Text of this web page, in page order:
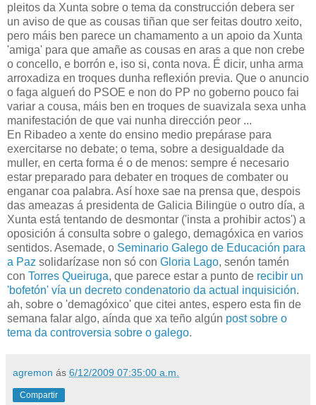
pleitos da Xunta sobre o tema da construcción debera ser
un aviso de que as cousas tiñan que ser feitas doutro xeito,
pero máis ben parece un chamamento a un apoio da Xunta
'amiga' para que amañe as cousas en aras a que non crebe
o concello, e borrón e, iso si, conta nova. É dicir, unha arma
arroxadiza en troques dunha reflexión previa. Que o anuncio
o faga algueń do PSOE e non do PP no goberno pouco fai
variar a cousa, máis ben en troques de suavizala sexa unha
manifestación de que vai nunha dirección peor ...
En Ribadeo a xente do ensino medio prepárase para
exercitarse no debate; o tema, sobre a desigualdade da
muller, en certa forma é o de menos: sempre é necesario
estar preparado para debater en troques de combater ou
enganar coa palabra. Así hoxe sae na prensa que, despois
das ameazas á presidenta de Galicia Bilingüe o outro día, a
Xunta está tentando de desmontar ('insta a prohibir actos') a
oposición á consulta sobre o galego, demagóxica en varios
sentidos. Asemade, o Seminario Galego de Educación para
a Paz solidarízase non só con Gloria Lago, senón tamén
con Torres Queiruga, que parece estar a punto de recibir un
'bofetón' vía un decreto condenatorio da actual inquisición.
ah, sobre o 'demagóxico' que citei antes, espero esta fin de
semana falar algo, aínda que xa teño algún post sobre o
tema da controversia sobre o galego.
agremon ás 6/12/2009 07:35:00 a.m.
Compartir